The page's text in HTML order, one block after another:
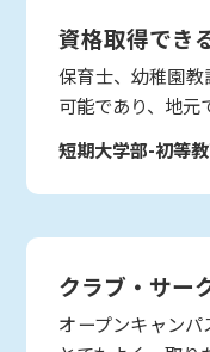
資格取得でき
保育士、幼稚園
可能であり、地元
短期大学部-初等
クラブ・サー
オープンキャン